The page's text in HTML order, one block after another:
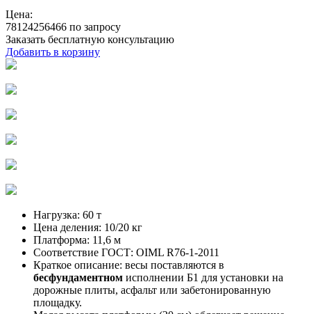
Цена:
78124256466 по запросу
Заказать бесплатную консультацию
Добавить в корзину
Нагрузка: 60 т
Цена деления: 10/20 кг
Платформа: 11,6 м
Соответствие ГОСТ: OIML R76-1-2011
Краткое описание: весы поставляются в
бесфундаментном исполнении Б1 для установки на
дорожные плиты, асфальт или забетонированную
площадку.